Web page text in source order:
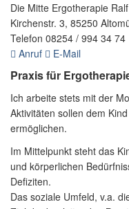
Die Mitte Ergotherapie
Kirchenstr. 3, 85250
Telefon 08254 / 994 34 74
Anruf
E-Mail
Praxis für
Ich arbeite stets mit der
Aktivitäten sollen dem
ermöglichen.
Im Mittelpunkt steht das
und körperlichen
Defiziten.
Das soziale Umfeld, v.a.